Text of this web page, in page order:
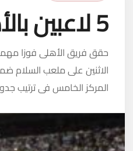
5 لاعبين بالأهلى يقدمون أوراق اعتمادهم لـ"لاسارتى"
حقق فريق الأهلى فوزا
الاثنين على ملعب السلام
المركز الخامس فى ترتيب جدول الدورى